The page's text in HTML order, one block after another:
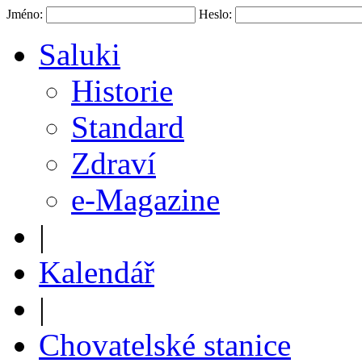
Jméno: Heslo:
Saluki
Historie
Standard
Zdraví
e-Magazine
|
Kalendář
|
Chovatelské stanice